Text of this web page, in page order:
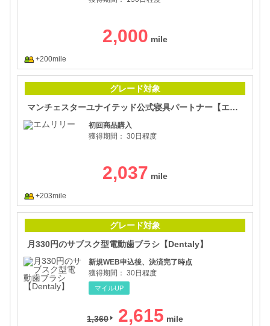
2,000
+200mile
グレード対象
マンチェスターユナイテッド公式寝具パートナー【エムリリー優反発シリーズ】
初回商品購入
獲得期間： 30日程度
2,037
+203mile
グレード対象
月330円のサブスク型電動歯ブラシ【Dentaly】
新規WEB申込後、決済完了時点
獲得期間： 30日程度
マイルUP
1,360 2,615